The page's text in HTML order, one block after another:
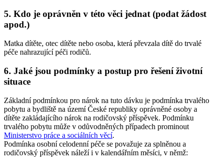
5. Kdo je oprávněn v této věci jednat (podat žádost
apod.)
Matka dítěte, otec dítěte nebo osoba, která převzala dítě do trvalé
péče nahrazující péči rodičů.
6. Jaké jsou podmínky a postup pro řešení životní
situace
Základní podmínkou pro nárok na tuto dávku je podmínka trvalého
pobytu a bydliště na území České republiky oprávněné osoby a
dítěte zakládajícího nárok na rodičovský příspěvek. Podmínku
trvalého pobytu může v odůvodněných případech prominout
Ministerstvo práce a sociálních věcí.
Podmínka osobní celodenní péče se považuje za splněnou a
rodičovský příspěvek náleží i v kalendářním měsíci, v němž: